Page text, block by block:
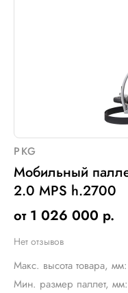
PKG
Мобильный
2.0 MPS h.2700
от 1 026 000 р.
Нет отзывов
Макс. высота товара, мм:
Мин. размер паллет, мм: